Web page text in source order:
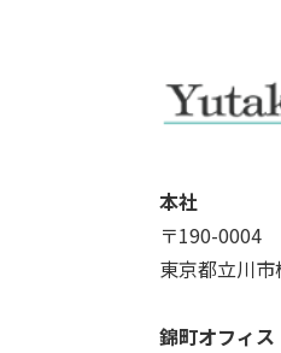
本社
〒190-0004
東京都立川
錦町オフィス